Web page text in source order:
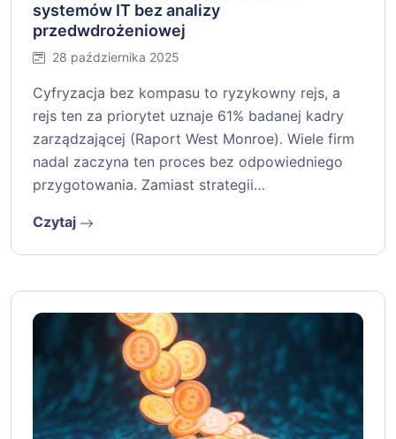
systemów IT bez analizy
przedwdrożeniowej
28 października 2025
Cyfryzacja bez kompasu to ryzykowny rejs, a
rejs ten za priorytet uznaje 61% badanej kadry
zarządzającej (Raport West Monroe). Wiele firm
nadal zaczyna ten proces bez odpowiedniego
przygotowania. Zamiast strategii…
Czytaj